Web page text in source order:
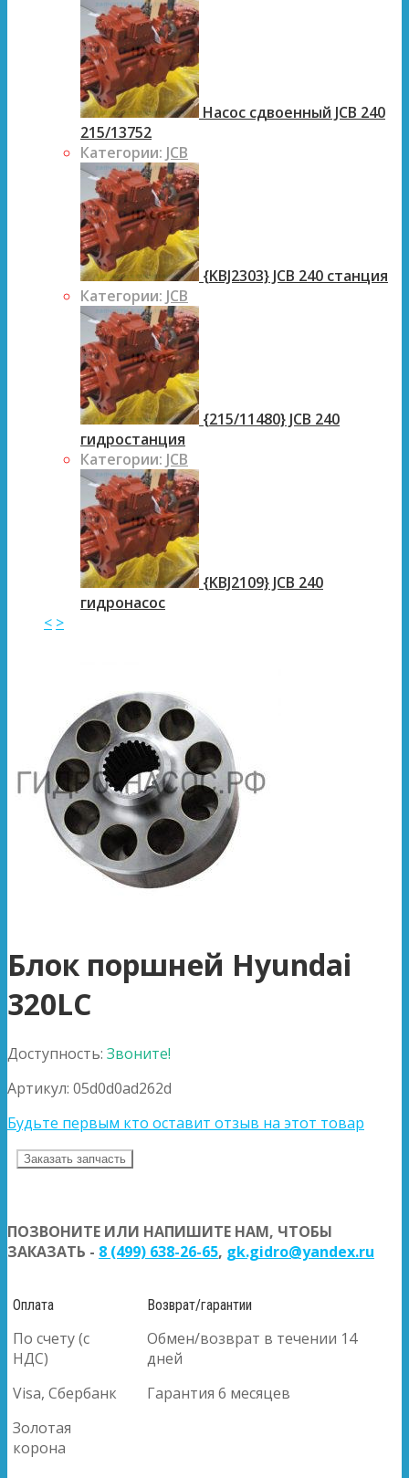
Насос сдвоенный JCB 240
215/13752
Категории: JCB
{KBJ2303} JCB 240 станция
Категории: JCB
{215/11480} JCB 240
гидростанция
Категории: JCB
{KBJ2109} JCB 240
гидронасос
< >
Блок поршней Hyundai
320LC
Доступность: Звоните!
Артикул: 05d0d0ad262d
Будьте первым кто оставит отзыв на этот товар
Заказать запчасть
ПОЗВОНИТЕ ИЛИ НАПИШИТЕ НАМ, ЧТОБЫ
ЗАКАЗАТЬ - 8 (499) 638-26-65, gk.gidro@yandex.ru
Оплата
По счету (с
НДС)
Visa, Сбербанк
Золотая
корона
Возврат/гарантии
Обмен/возврат в течении 14
дней
Гарантия 6 месяцев